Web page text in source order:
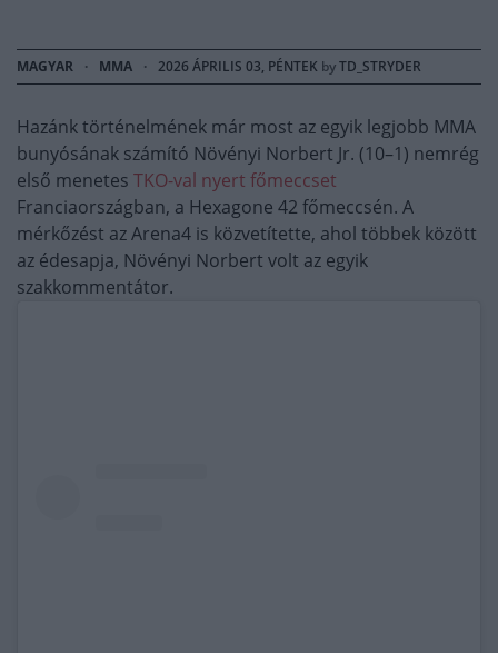
MAGYAR · MMA · 2026 ÁPRILIS 03, PÉNTEK byTD_STRYDER
Hazánk történelmének már most az egyik legjobb MMA
bunyósának számító Növényi Norbert Jr. (10–1) nemrég
első menetes TKO-val nyert főmeccset
Franciaországban, a Hexagone 42 főmeccsén. A
mérkőzést az Arena4 is közvetítette, ahol többek között
az édesapja, Növényi Norbert volt az egyik
szakkommentátor.